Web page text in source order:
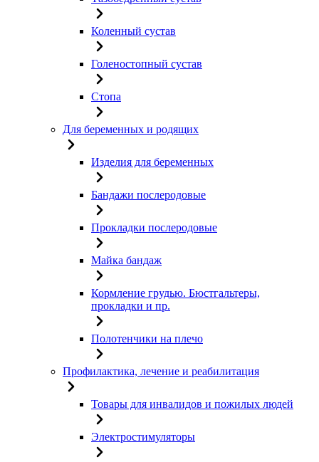
Коленный сустав
Голеностопный сустав
Стопа
Для беременных и родящих
Изделия для беременных
Бандажи послеродовые
Прокладки послеродовые
Майка бандаж
Кормление грудью. Бюстгальтеры,
прокладки и пр.
Полотенчики на плечо
Профилактика, лечение и реабилитация
Товары для инвалидов и пожилых людей
Электростимуляторы